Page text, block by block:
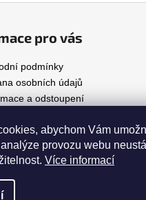
abychom Vám
provozu webu
Více informací
pro vás
podmínky
osobních údajů
a odstoupení
Upravit nastavení cookies